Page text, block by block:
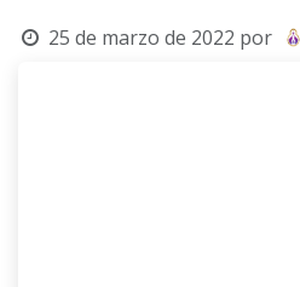
25 de marzo de 2022 por